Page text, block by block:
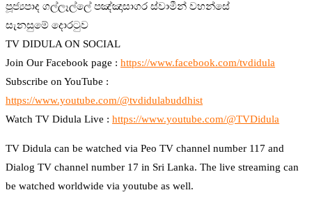
පූජ්‍යපාද ගල්ලෑල්ලේ පඤ්ඤාසාගර ස්වාමීන් වහන්සේ
සැනසුමේ දොරටුව
TV DIDULA ON SOCIAL
Join Our Facebook page : https://www.facebook.com/tvdidula
Subscribe on YouTube :
https://www.youtube.com/@tvdidulabuddhist
Watch TV Didula Live : https://www.youtube.com/@TVDidula
TV Didula can be watched via Peo TV channel number 117 and
Dialog TV channel number 17 in Sri Lanka. The live streaming can
be watched worldwide via youtube as well.